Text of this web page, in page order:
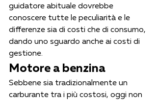
guidatore abituale dovrebbe
conoscere tutte le peculiarità e le
differenze sia di costi che di consumo,
dando uno sguardo anche ai costi di
gestione.
Motore a benzina
Sebbene sia tradizionalmente un
carburante tra i più costosi, oggi non